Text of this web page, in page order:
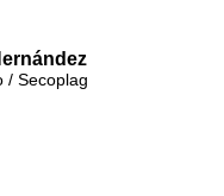
/ Secoplag